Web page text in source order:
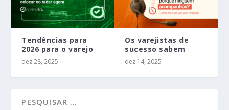
Tendências para
2026 para o varejo
dez 28, 2025
Os varejistas de
sucesso sabem
dez 14, 2025